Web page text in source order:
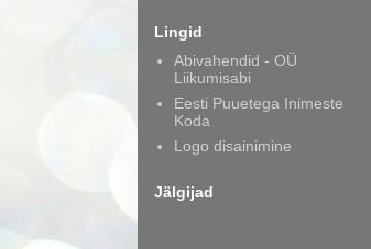
Lingid
Abivahendid - OÜ
Liikumisabi
Eesti Puuetega Inimeste
Koda
Logo disainimine
Jälgijad